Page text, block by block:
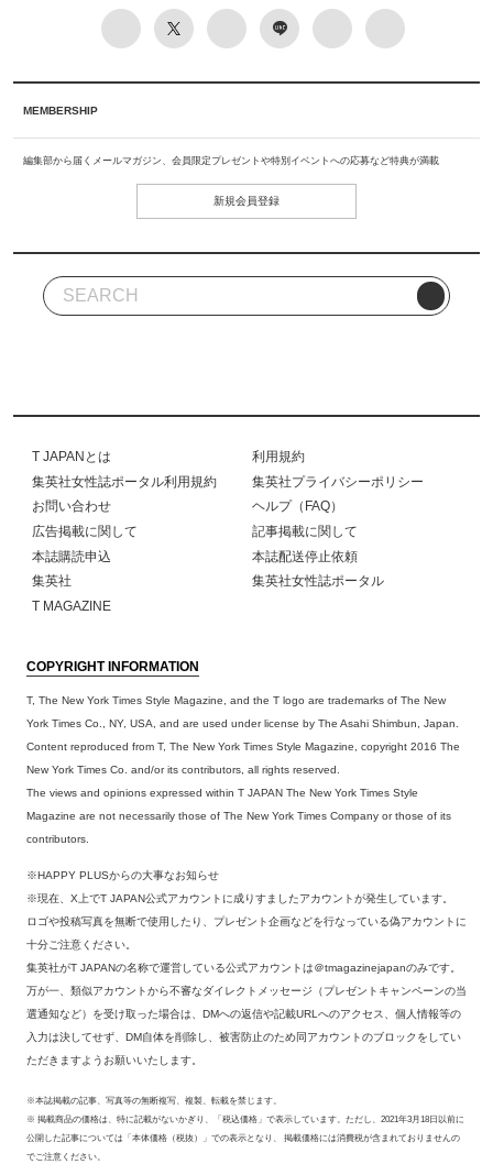
MEMBERSHIP
編集部から届くメールマガジン、会員限定プレゼントや特別イベントへの応募など特典が満載
新規会員登録
T JAPANとは
利用規約
集英社女性誌ポータル利用規約
集英社プライバシーポリシー
お問い合わせ
ヘルプ（FAQ）
広告掲載に関して
記事掲載に関して
本誌購読申込
本誌配送停止依頼
集英社
集英社女性誌ポータル
T MAGAZINE
COPYRIGHT INFORMATION
T, The New York Times Style Magazine, and the T logo are trademarks of The New
York Times Co., NY, USA, and are used under license by The Asahi Shimbun, Japan.
Content reproduced from T, The New York Times Style Magazine, copyright 2016 The
New York Times Co. and/or its contributors, all rights reserved.
The views and opinions expressed within T JAPAN The New York Times Style
Magazine are not necessarily those of The New York Times Company or those of its
contributors.
※HAPPY PLUSからの大事なお知らせ
※現在、X上でT JAPAN公式アカウントに成りすましたアカウントが発生しています。
ロゴや投稿写真を無断で使用したり、プレゼント企画などを行なっている偽アカウントに
十分ご注意ください。
集英社がT JAPANの名称で運営している公式アカウントは＠tmagazinejapanのみです。
万が一、類似アカウントから不審なダイレクトメッセージ（プレゼントキャンペーンの当
選通知など）を受け取った場合は、DMへの返信や記載URLへのアクセス、個人情報等の
入力は決してせず、DM自体を削除し、被害防止のため同アカウントのブロックをしてい
ただきますようお願いいたします。
※本誌掲載の記事、写真等の無断複写、複製、転載を禁じます。
※ 掲載商品の価格は、特に記載がないかぎり、「税込価格」で表示しています。ただし、2021年3月18日以前に
公開した記事については「本体価格（税抜）」での表示となり、 掲載価格には消費税が含まれておりませんの
でご注意ください。